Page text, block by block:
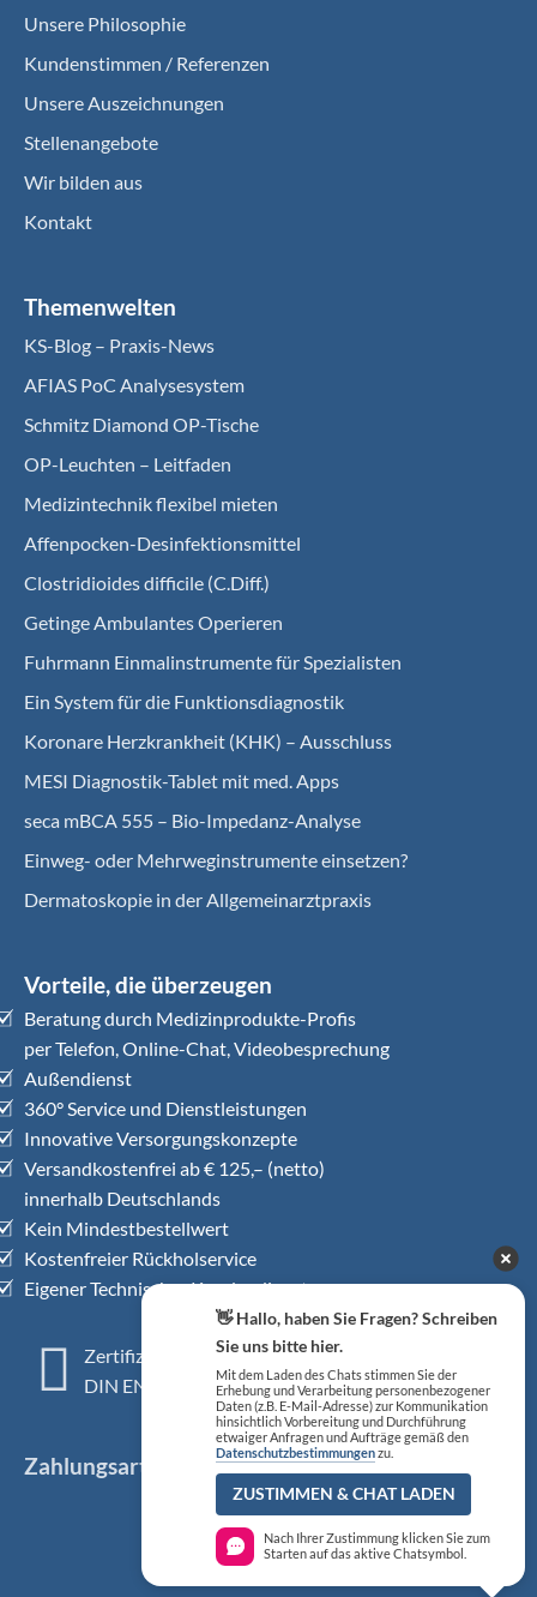
Unsere Philosophie
Kundenstimmen / Referenzen
Unsere Auszeichnungen
Stellenangebote
Wir bilden aus
Kontakt
Themenwelten
KS-Blog – Praxis-News
AFIAS PoC Analysesystem
Schmitz Diamond OP-Tische
OP-Leuchten – Leitfaden
Medizintechnik flexibel mieten
Affenpocken-Desinfektionsmittel
Clostridioides difficile (C.Diff.)
Getinge Ambulantes Operieren
Fuhrmann Einmalinstrumente für Spezialisten
Ein System für die Funktionsdiagnostik
Koro­nare Herz­krank­heit (KHK) – Ausschluss
MESI Diagnostik-Tablet mit med. Apps
seca mBCA 555 – Bio-Impedanz-Analyse
Einweg- oder Mehrweginstrumente einsetzen?
Dermatoskopie in der Allgemeinarztpraxis
Vorteile, die überzeugen
Beratung durch Medizinprodukte-Profis
per Telefon, Online-Chat, Videobesprechung
Außendienst
360° Service und Dienstleistungen
Innovative Versorgungskonzepte
Versandkostenfrei ab € 125,– (netto)
innerhalb Deutschlands
Kein Mindestbestellwert
Kostenfreier Rückholservice
Eigener Technischer Kundendienst
Zertifiziertes QM-System
DIN EN ISO 13485
Zahlungsarten
👋 Hallo, haben Sie Fragen? Schreiben
Sie uns bitte hier.
Mit dem Laden des Chats stimmen Sie der
Erhebung und Verarbeitung personenbezogener
Daten (z.B. E-Mail-Adresse) zur Kommunikation
hinsichtlich Vorbereitung und Durchführung
etwaiger Anfragen und Aufträge gemäß den
Datenschutzbestimmungenzu.
ZUSTIMMEN & CHAT LADEN
Nach Ihrer Zustimmung klicken Sie zum
Starten auf das aktive Chatsymbol.